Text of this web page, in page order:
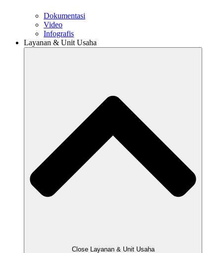
Dokumentasi
Video
Infografis
Layanan & Unit Usaha
Close Layanan & Unit Usaha